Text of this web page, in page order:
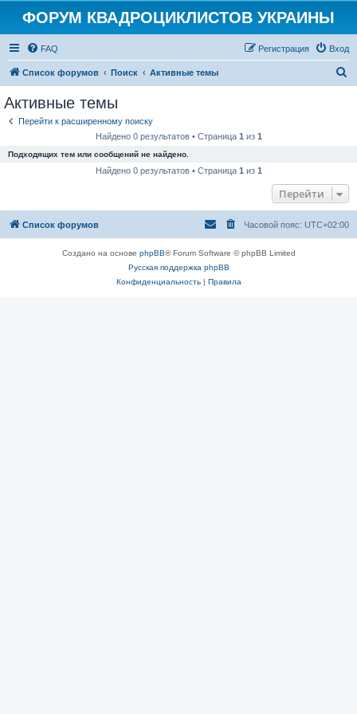
ФОРУМ КВАДРОЦИКЛИСТОВ УКРАИНЫ
FAQ Вход
Регистрация
Список форумов Поиск Активные темы
Активные темы
Перейти к расширенному поиску
Найдено 0 результатов • Страница 1 из 1
Подходящих тем или сообщений не найдено.
Найдено 0 результатов • Страница 1 из 1
Перейти
Список форумов Часовой пояс: UTC+02:00
Создано на основе phpBB® Forum Software © phpBB Limited
Русская поддержка phpBB
Конфиденциальность| Правила